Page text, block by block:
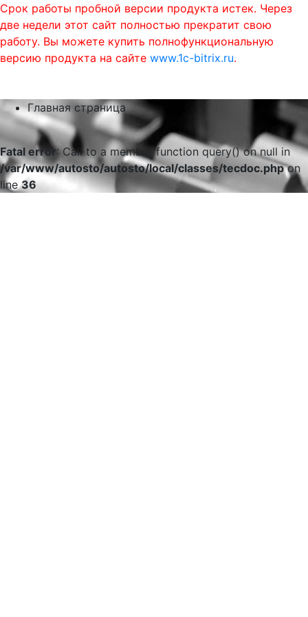
Срок работы пробной версии продукта истек. Через
две недели этот сайт полностью прекратит свою
работу. Вы можете купить полнофункциональную
версию продукта на сайте www.1c-bitrix.ru.
Главная страница
Fatal error: Call to a member function query() on null in
/var/www/autosto/autosto/local/classes/tecdoc.phpon
line36